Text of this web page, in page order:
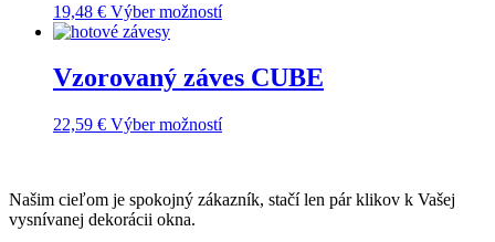
19,48 € Výber možností
Vzorovaný záves CUBE
22,59 € Výber možnostíTento
variantov.
Našim cieľom je spokojný zákazník, stačí len pár klikov k Vašej
vysnívanej dekorácii okna.